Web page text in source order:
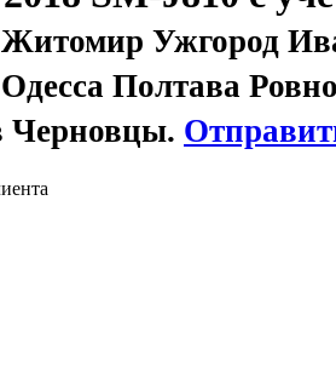
Ужгород
Полтава
Черновцы.